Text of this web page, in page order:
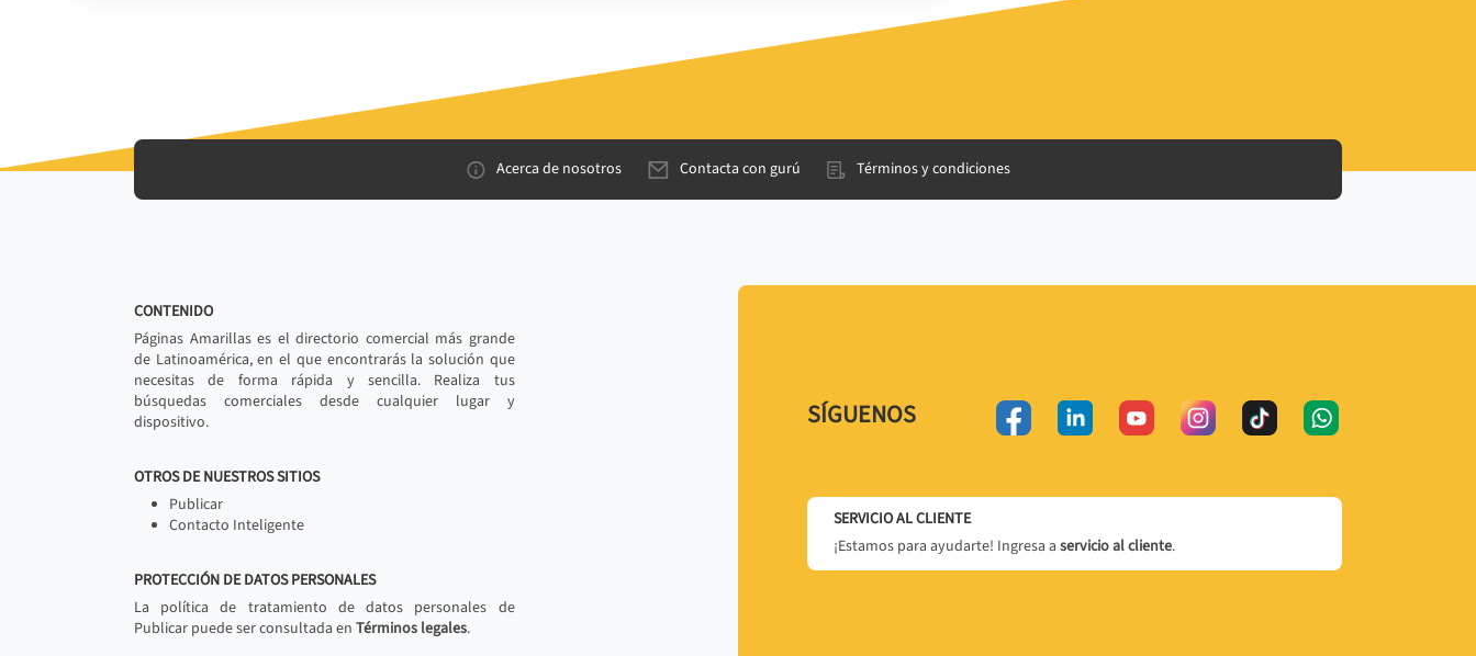
Acerca de nosotros Contacta con gurú Términos y condiciones
CONTENIDO
Páginas Amarillas es el directorio comercial más grande
de Latinoamérica, en el que encontrarás la solución que
necesitas de forma rápida y sencilla. Realiza tus
búsquedas comerciales desde cualquier lugar y
dispositivo.
OTROS DE NUESTROS SITIOS
Publicar
Contacto Inteligente
PROTECCIÓN DE DATOS PERSONALES
La política de tratamiento de datos personales de
Publicar puede ser consultada en Términos legales.
SÍGUENOS
SERVICIO AL CLIENTE
¡Estamos para ayudarte! Ingresa a servicio al cliente.